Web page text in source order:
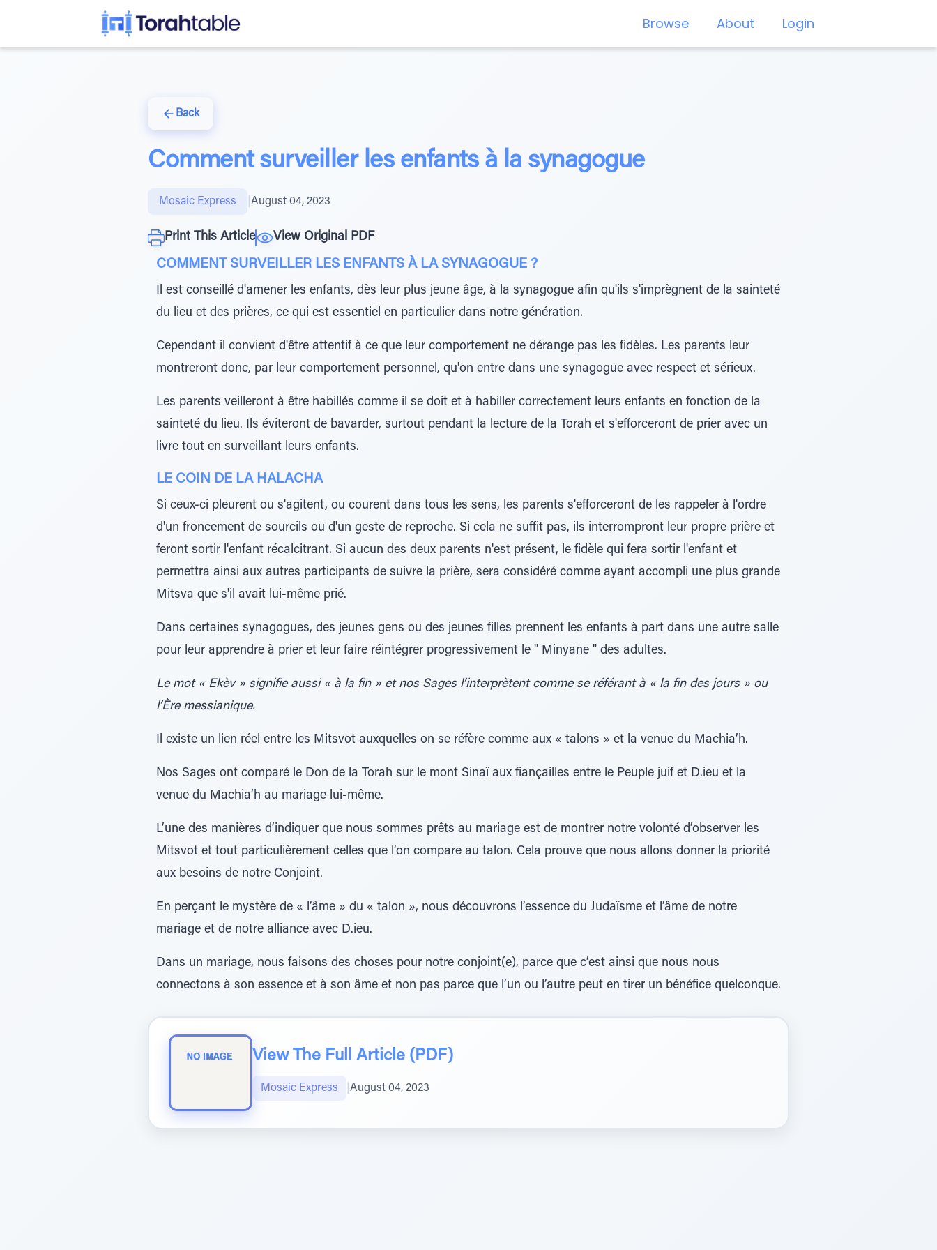
Browse About Login
Back
Comment surveiller les enfants à la synagogue
Mosaic Express August 04, 2023
Print This Article View Original PDF
COMMENT SURVEILLER LES ENFANTS À LA SYNAGOGUE ?
Il est conseillé d'amener les enfants, dès leur plus jeune âge, à la synagogue afin qu'ils s'imprègnent de la sainteté
du lieu et des prières, ce qui est essentiel en particulier dans notre génération.
Cependant il convient d'être attentif à ce que leur comportement ne dérange pas les fidèles. Les parents leur
montreront donc, par leur comportement personnel, qu'on entre dans une synagogue avec respect et sérieux.
Les parents veilleront à être habillés comme il se doit et à habiller correctement leurs enfants en fonction de la
sainteté du lieu. Ils éviteront de bavarder, surtout pendant la lecture de la Torah et s'efforceront de prier avec un
livre tout en surveillant leurs enfants.
LE COIN DE LA HALACHA
Si ceux-ci pleurent ou s'agitent, ou courent dans tous les sens, les parents s'efforceront de les rappeler à l'ordre
d'un froncement de sourcils ou d'un geste de reproche. Si cela ne suffit pas, ils interrompront leur propre prière et
feront sortir l'enfant récalcitrant. Si aucun des deux parents n'est présent, le fidèle qui fera sortir l'enfant et
permettra ainsi aux autres participants de suivre la prière, sera considéré comme ayant accompli une plus grande
Mitsva que s'il avait lui-même prié.
Dans certaines synagogues, des jeunes gens ou des jeunes filles prennent les enfants à part dans une autre salle
pour leur apprendre à prier et leur faire réintégrer progressivement le " Minyane " des adultes.
Le mot « Ekèv » signifie aussi « à la fin » et nos Sages l’interprètent comme se référant à « la fin des jours » ou
l’Ère messianique.
Il existe un lien réel entre les Mitsvot auxquelles on se réfère comme aux « talons » et la venue du Machia’h.
Nos Sages ont comparé le Don de la Torah sur le mont Sinaï aux fiançailles entre le Peuple juif et D.ieu et la
venue du Machia’h au mariage lui-même.
L’une des manières d’indiquer que nous sommes prêts au mariage est de montrer notre volonté d’observer les
Mitsvot et tout particulièrement celles que l’on compare au talon. Cela prouve que nous allons donner la priorité
aux besoins de notre Conjoint.
En perçant le mystère de « l’âme » du « talon », nous découvrons l’essence du Judaïsme et l’âme de notre
mariage et de notre alliance avec D.ieu.
Dans un mariage, nous faisons des choses pour notre conjoint(e), parce que c’est ainsi que nous nous
connectons à son essence et à son âme et non pas parce que l’un ou l’autre peut en tirer un bénéfice quelconque.
View The Full Article (PDF)
Mosaic Express August 04, 2023